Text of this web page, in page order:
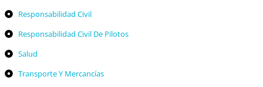
Responsabilidad Civil
Responsabilidad Civil De Pilotos
Salud
Transporte Y Mercancías